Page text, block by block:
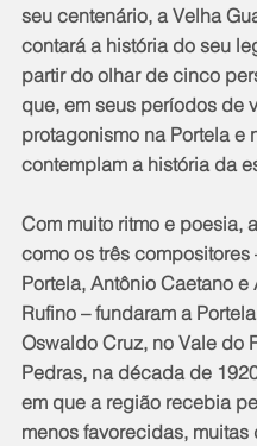
seu centenário, a Velha
contará a história do seu
partir do olhar de cinco
que, em seus períodos de
protagonismo na Portela e
contemplam a história da
Com muito ritmo e poesia,
como os três compositores
Portela, Antônio Caetano e
Rufino – fundaram a
Oswaldo Cruz, no Vale do
Pedras, na década de
em que a região recebia
menos favorecidas, muitas